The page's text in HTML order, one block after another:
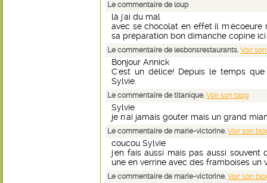
Le commentaire de loup
là j'ai du mal
avec se chocolat en effet il m'écoeure
sa préparation bon dimanche copine
Le commentaire de lesbonsrestaurants. Voir
Bonjour Annick
C'est un délice! Depuis le temps que
Sylvie.
Le commentaire de titanique. Voir son blog
Sylvie
je n'ai jamais gouter mais un grand
Le commentaire de marie-victorine. Voir son
coucou Sylvie
j'en fais aussi mais pas aussi souvent
une en verrine avec des framboises un
Le commentaire de marie-victorine. Voir son